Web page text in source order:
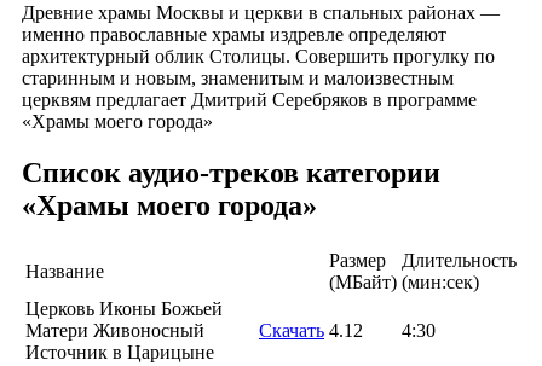
Древние храмы Москвы и церкви в спальных районах —
именно православные храмы издревле определяют
архитектурный облик Столицы. Совершить прогулку по
старинным и новым, знаменитым и малоизвестным
церквям предлагает Дмитрий Серебряков в программе
«Храмы моего города»
Список аудио-треков категории
«Храмы моего города»
Название
Размер
(MБайт)
Длительность
(мин:сек)
Церковь Иконы Божьей
Матери Живоносный
Источник в Царицыне
Скачать 4.12 4:30